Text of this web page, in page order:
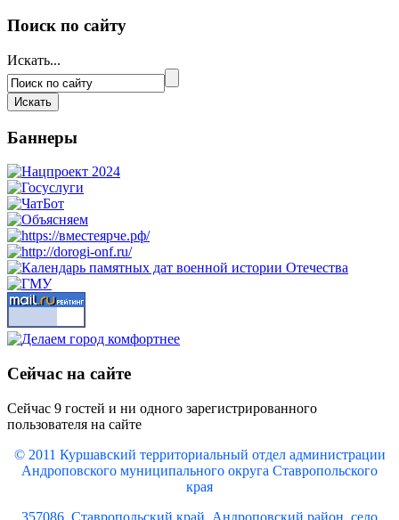
Поиск по сайту
Искать...
Баннеры
Сейчас на сайте
Сейчас 9 гостей и ни одного зарегистрированного
пользователя на сайте
© 2011 Куршавский территориальный отдел администрации
Андроповского муниципального округа Ставропольского
края
357086, Ставропольский край, Андроповский район, село